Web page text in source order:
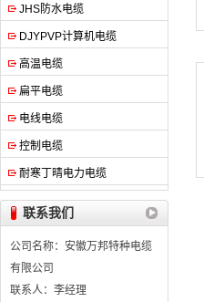
JHS防水电缆
DJYPVP计算机电缆
高温电缆
扁平电缆
电线电缆
控制电缆
耐寒丁晴电力电缆
联系我们
公司名称：安徽万邦特种电缆
有限公司
联系人：李经理